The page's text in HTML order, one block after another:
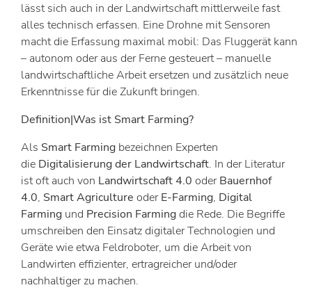
lässt sich auch in der Landwirtschaft mittlerweile fast
alles technisch erfassen. Eine Drohne mit Sensoren
macht die Erfassung maximal mobil: Das Fluggerät kann
– autonom oder aus der Ferne gesteuert – manuelle
landwirtschaftliche Arbeit ersetzen und zusätzlich neue
Erkenntnisse für die Zukunft bringen.
Definition|Was ist Smart Farming?
Als Smart Farming bezeichnen Experten
die Digitalisierung der Landwirtschaft. In der Literatur
ist oft auch von Landwirtschaft 4.0 oderBauernhof
4.0, Smart Agriculture oderE-Farming, Digital
Farming und Precision Farmingdie Rede. Die Begriffe
umschreiben den Einsatz digitaler Technologien und
Geräte wie etwa Feldroboter, um die Arbeit von
Landwirten effizienter, ertragreicher und/oder
nachhaltiger zu machen.